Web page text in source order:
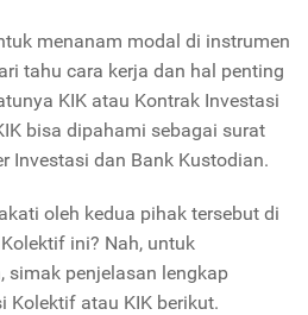
menanam modal di instrumen
tahu cara kerja dan hal penting
KIK atau Kontrak Investasi
bisa dipahami sebagai surat
Investasi dan Bank Kustodian.
oleh kedua pihak tersebut di
ini? Nah, untuk
simak penjelasan lengkap
Kolektif atau KIK berikut.